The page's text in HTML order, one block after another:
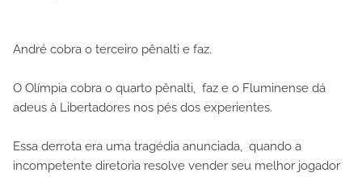
André cobra o terceiro pênalti e faz.
O Olímpia cobra o quarto pênalti, faz e o Fluminense dá
adeus à Libertadores nos pés dos experientes.
Essa derrota era uma tragédia anunciada, quando a
incompetente diretoria resolve vender seu melhor jogador